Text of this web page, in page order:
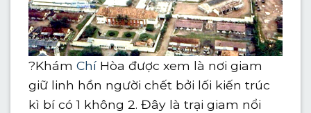
?Khám Chí Hòa được xem là nơi giam
giữ linh hồn người chết bởi lối kiến trúc
kì bí có 1 không 2. Đây là trại giam nổi